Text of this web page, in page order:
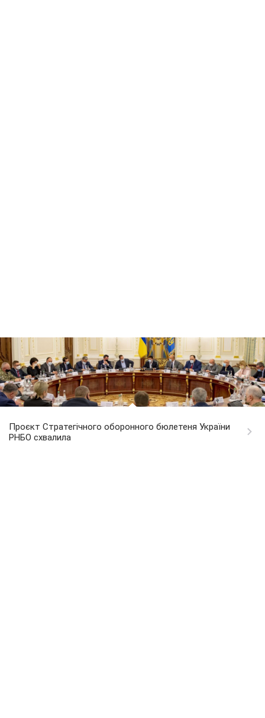
Проєкт Стратегічного оборонного бюлетеня України
РНБО схвалила